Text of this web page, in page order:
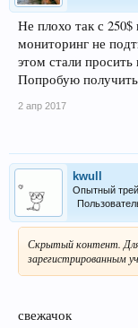
Не плохо так с
мониторинг не
этом стали просить
Попробую получить
2 апр 2017
kwull
Опытный
Скрытый контент.
зарегистрированным
свежачок